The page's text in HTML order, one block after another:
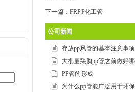
下一篇： FRPP化工管
公司新闻
存放pp风管的基本注意事项
大批量采购pp管之前做好
PP管的形成
为什么pp管能广泛用于环